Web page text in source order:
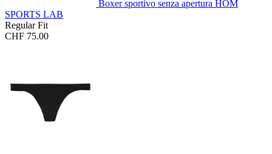
Boxer sportivo senza apertura HOM
SPORTS LAB
Regular Fit
CHF 75.00